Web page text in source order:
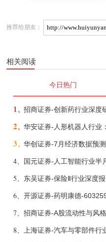
推荐给朋友：
相关阅读
今日热门
1、
2、
3、
4、
5、
6、
7、
8、